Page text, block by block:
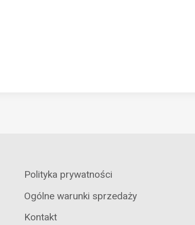
Polityka prywatności
Ogólne warunki sprzedaży
Kontakt